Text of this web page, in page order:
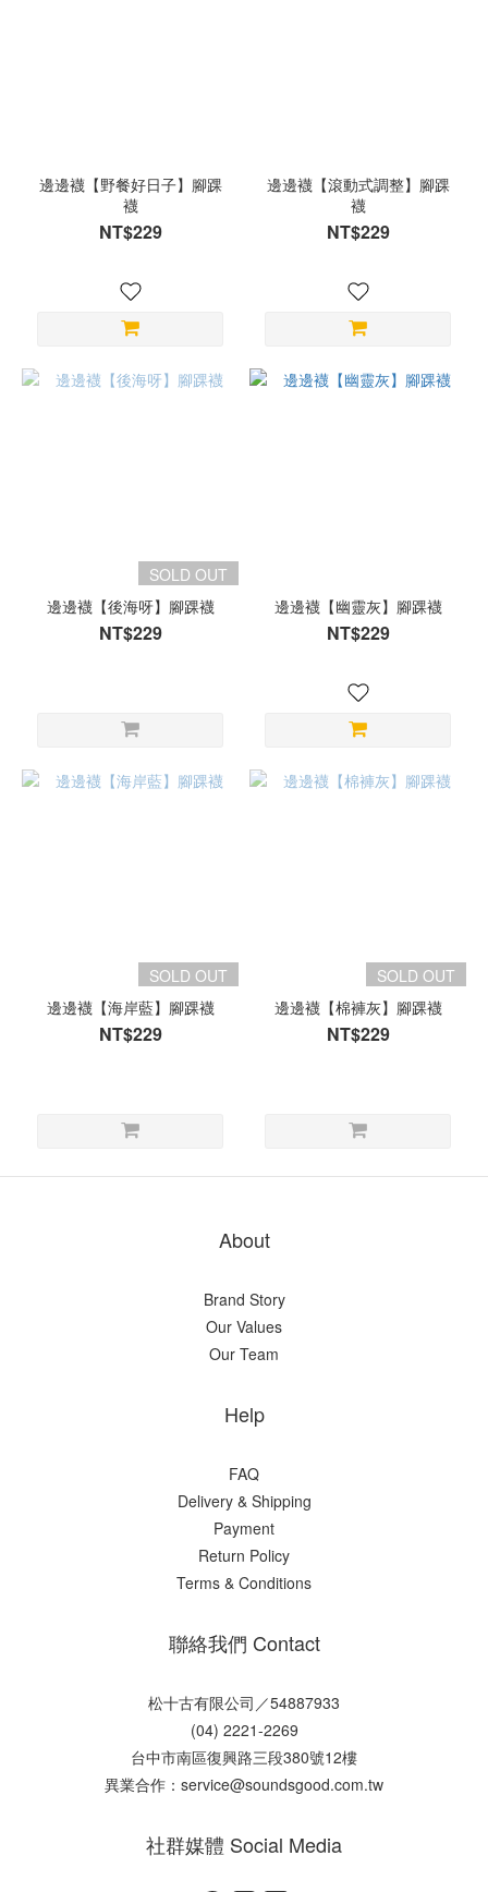
邊邊襪【野餐好日子】腳踝
襪
NT$229
邊邊襪【滾動式調整】腳踝
襪
NT$229
SOLD OUT
邊邊襪【後海呀】腳踝襪
NT$229
邊邊襪【幽靈灰】腳踝襪
NT$229
SOLD OUT
邊邊襪【海岸藍】腳踝襪
NT$229
SOLD OUT
邊邊襪【棉褲灰】腳踝襪
NT$229
About
Brand Story
Our Values
Our Team
Help
FAQ
Delivery & Shipping
Payment
Return Policy
Terms & Conditions
聯絡我們 Contact
松十古有限公司／54887933
(04) 2221-2269
台中市南區復興路三段380號12樓
異業合作：service@soundsgood.com.tw
社群媒體 Social Media